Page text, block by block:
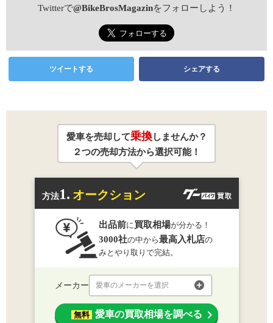
Twitterで@BikeBrosMagazinをフォローしよう！
ツイートする シェアする
愛車を売却して乗換しませんか？
２つの売却方法から選択可能！
方法1. オークション
出品前に買取相場が分かる！
3000社の中から最高入札店の
みとやり取りで完結。
メーカー 愛車のメーカーを選択
無料 愛車の買取相場を調べる